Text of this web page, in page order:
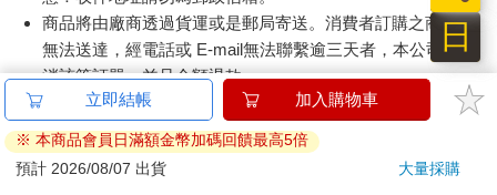
商品將由廠商透過貨運或是郵局寄送。消費者訂購之商品若
無法送達，經電話或 E-mail無法聯繫逾三天者，本公司將取
消該筆訂單，並且全額退款。
當廠商出貨後，您會收到E-mail出貨通知，您也可透過【訂
單查詢】確認出貨情況。
產品顏色可能會因網頁呈現與拍攝關係產生色差，圖片僅供
參考，商品依實際供貨樣式為準。
立即結帳 加入購物車
※ 本商品會員日滿額金幣加碼回饋最高5倍
預計 2026/08/07 出貨
大量採購
日